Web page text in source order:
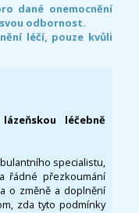
dané onemocnění
odbornost.
léčí, pouze kvůli
léčebně
specialistu,
řádné přezkoumání
o změně a doplnění
zda tyto podmínky